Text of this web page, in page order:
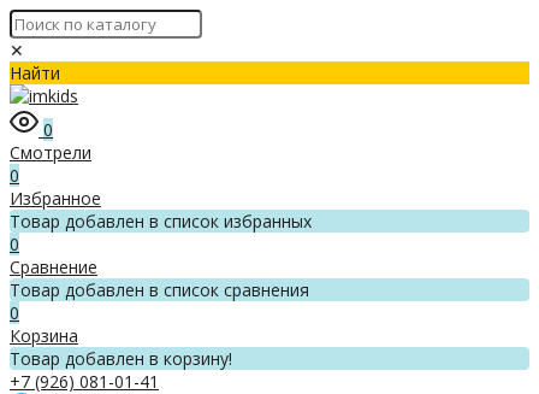
✕
Найти
0
Смотрели
0
Избранное
Товар добавлен в список избранных
0
Сравнение
Товар добавлен в список сравнения
0
Корзина
Товар добавлен в корзину!
+7 (926) 081-01-41